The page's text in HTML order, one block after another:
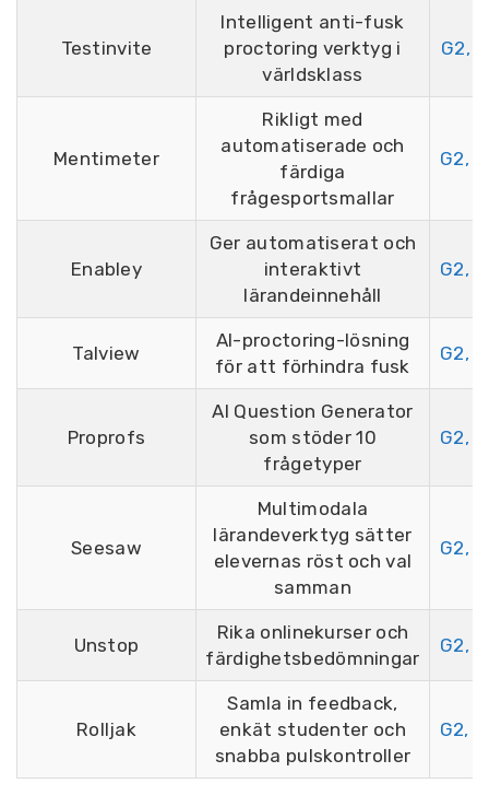
Testinvite
Intelligent anti-fusk
proctoring verktyg i
världsklass
G2,
Mentimeter
Rikligt med
automatiserade och
färdiga
frågesportsmallar
G2,
Enabley
Ger automatiserat och
interaktivt
lärandeinnehåll
G2,
Talview
AI-proctoring-lösning
för att förhindra fusk
G2,
Proprofs
AI Question Generator
som stöder 10
frågetyper
G2,
Seesaw
Multimodala
lärandeverktyg sätter
elevernas röst och val
samman
G2,
Unstop
Rika onlinekurser och
färdighetsbedömningar
G2,
Rolljak
Samla in feedback,
enkät studenter och
snabba pulskontroller
G2,